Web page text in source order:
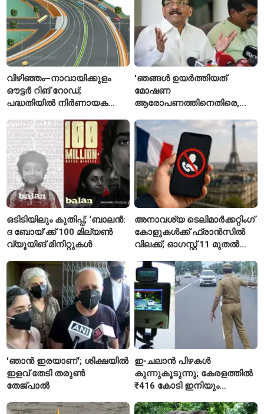
വിഴിഞ്ഞം–നാവായിക്കുളം
ഔട്ടർ റിങ് റോഡ്;
പദ്ധതിയിൽ നിർണായക
വിശദീകരണം
'ഞങ്ങൾ ഉയർത്തിയത്
മോഷണ
ആരോപണത്തിനെതിരെ,
റിജിജുവിന് മറുപടിയുമായി
സഞ്ജയ് റാവത്ത്
ഒടിടിയിലും കുതിപ്പ്; ‘ബാലൻ:
ദ ബോയ്’ക്ക് 100 മില്യൺ
വ്യൂയിങ് മിനിറ്റുകൾ
അനാവശ്യ ടെലിമാർക്കറ്റിംഗ്
കോളുകൾക്ക് ഫ്രാൻസിൽ
വിലക്ക്; ഓഗസ്റ്റ് 11 മുതൽ
'ഞാൻ ഇരയാണ്'; ശിക്ഷയിൽ
ഇളവ് തേടി തരുണ്‍
തേജ്പാൽ
ഇ-ചലാൻ പിഴകൾ
കുന്നുകൂടുന്നു; കേരളത്തിൽ
₹416 കോടി ഇനിയും